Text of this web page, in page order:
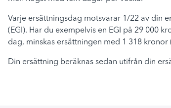
Varje ersättningsdag motsvarar 1/22 av din
(EGI). Har du exempelvis en EGI på 29 000
dag, minskas ersättningen med 1 318 kronor
Din ersättning beräknas sedan utifrån din